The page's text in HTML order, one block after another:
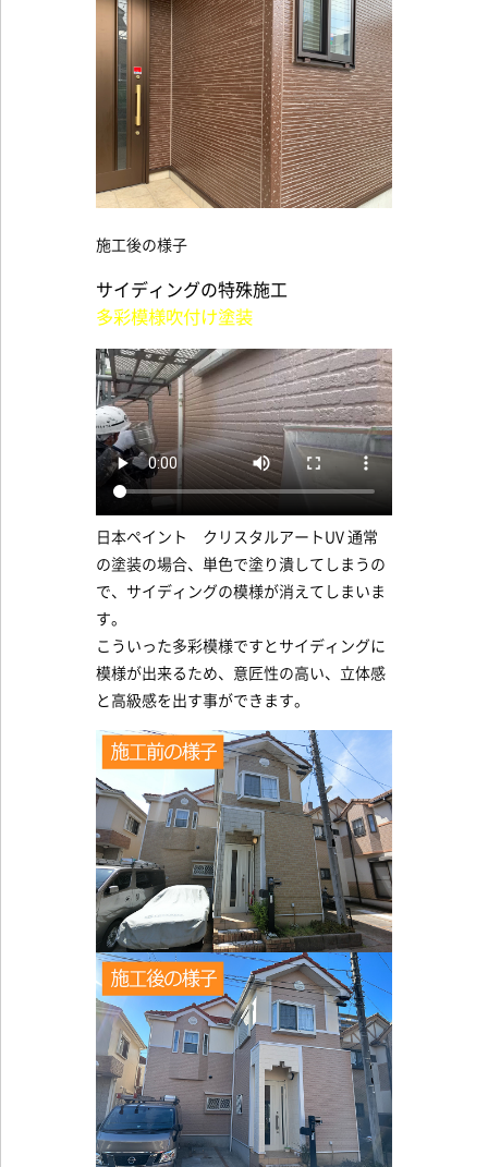
施工後の様子
サイディングの特殊施工
多彩模様吹付け塗装
日本ペイント クリスタルアートUV 通常
の塗装の場合、単色で塗り潰してしまうの
で、サイディングの模様が消えてしまいま
す。
こういった多彩模様ですとサイディングに
模様が出来るため、意匠性の高い、立体感
と高級感を出す事ができます。